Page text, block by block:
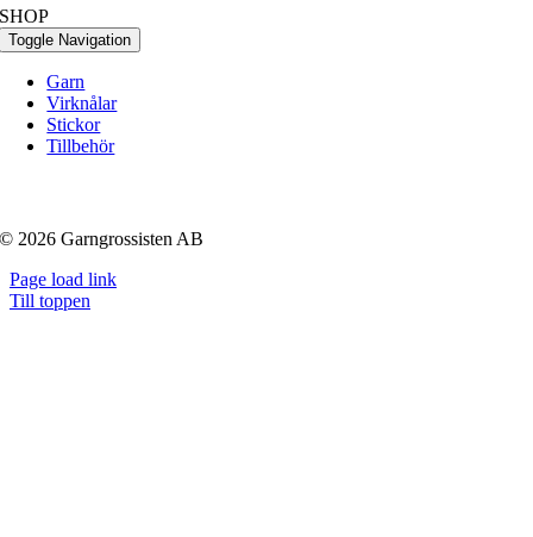
SHOP
Toggle Navigation
Garn
Virknålar
Stickor
Tillbehör
© 2026 Garngrossisten AB
Page load link
Till toppen